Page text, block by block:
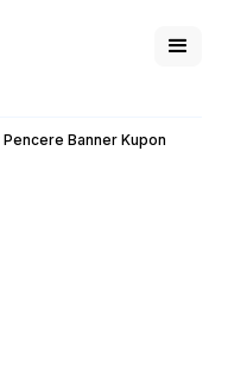
Pencere Banner Kupon